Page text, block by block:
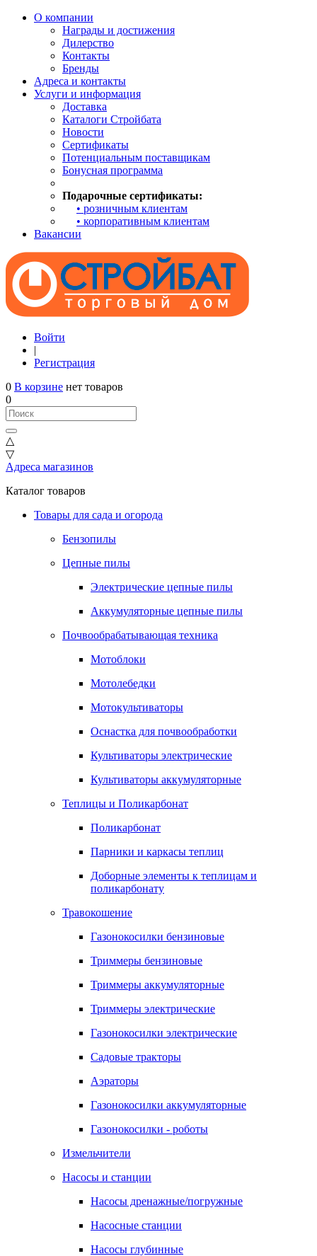
О компании
Награды и достижения
Дилерство
Контакты
Бренды
Адреса и контакты
Услуги и информация
Доставка
Каталоги Стройбата
Новости
Сертификаты
Потенциальным поставщикам
Бонусная программа
Подарочные сертификаты:
• розничным клиентам
• корпоративным клиентам
Вакансии
Войти
|
Регистрация
0 В корзине нет товаров
0
△
▽
Адреса магазинов
Каталог товаров
Товары для сада и огорода
Бензопилы
Цепные пилы
Электрические цепные пилы
Аккумуляторные цепные пилы
Почвообрабатывающая техника
Мотоблоки
Мотолебедки
Мотокультиваторы
Оснастка для почвообработки
Культиваторы электрические
Культиваторы аккумуляторные
Теплицы и Поликарбонат
Поликарбонат
Парники и каркасы теплиц
Доборные элементы к теплицам и
поликарбонату
Травокошение
Газонокосилки бензиновые
Триммеры бензиновые
Триммеры аккумуляторные
Триммеры электрические
Газонокосилки электрические
Садовые тракторы
Аэраторы
Газонокосилки аккумуляторные
Газонокосилки - роботы
Измельчители
Насосы и станции
Насосы дренажные/погружные
Насосные станции
Насосы глубинные